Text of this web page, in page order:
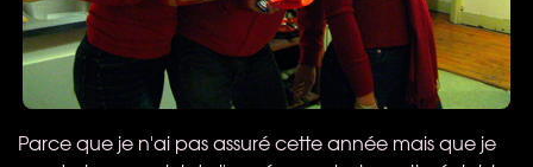
Parce que je n'ai pas assuré cette année mais que je